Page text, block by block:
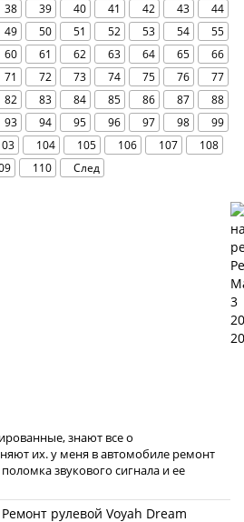
38 39 40 41 42 43
44
49 50 51 52 53 54
55
60 61 62 63 64 65
66
71 72 73 74 75 76
77
82 83 84 85 86 87
88
93 94 95 96 97 98
99
104 105 106 107
108
110 След
знают все о
их. у меня в автомобиле ремонт
звукового сигнала и ее